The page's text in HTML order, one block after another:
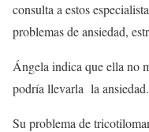
consulta a estos
problemas de ansiedad,
Ángela indica que ella no
podría llevarla la ansiedad.
Su problema de